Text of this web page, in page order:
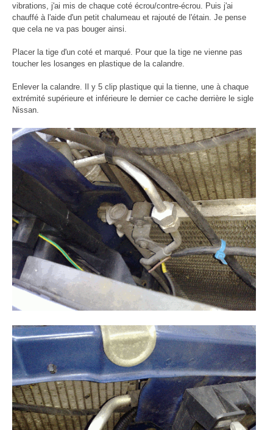
vibrations, j'ai mis de chaque coté écrou/contre-écrou. Puis j'ai
chauffé à l'aide d'un petit chalumeau et rajouté de l'étain. Je pense
que cela ne va pas bouger ainsi.
Placer la tige d'un coté et marqué. Pour que la tige ne vienne pas
toucher les losanges en plastique de la calandre.
Enlever la calandre. Il y 5 clip plastique qui la tienne, une à chaque
extrémité supérieure et inférieure le dernier ce cache derrière le sigle
Nissan.